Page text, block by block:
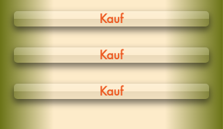
Kauf
Kauf
Kauf